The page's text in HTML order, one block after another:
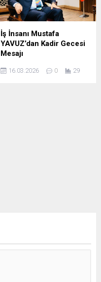
İş İnsanı Mustafa
YAVUZ’dan Kadir Gecesi
Mesajı
Başkanı ve iş insanı Mustafa
16.03.2026 0 29